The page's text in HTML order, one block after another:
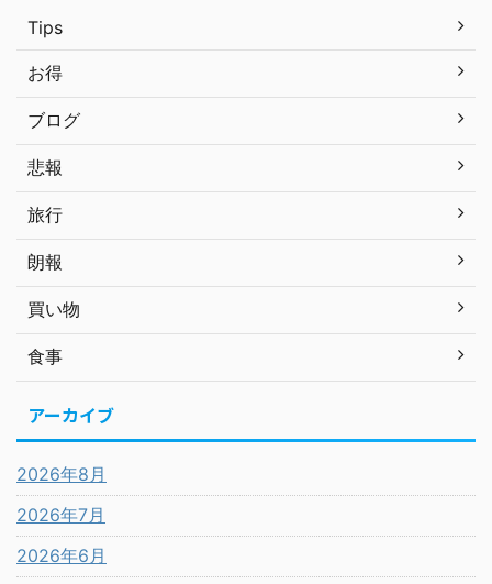
Tips
お得
ブログ
悲報
旅行
朗報
買い物
食事
アーカイブ
2026年8月
2026年7月
2026年6月